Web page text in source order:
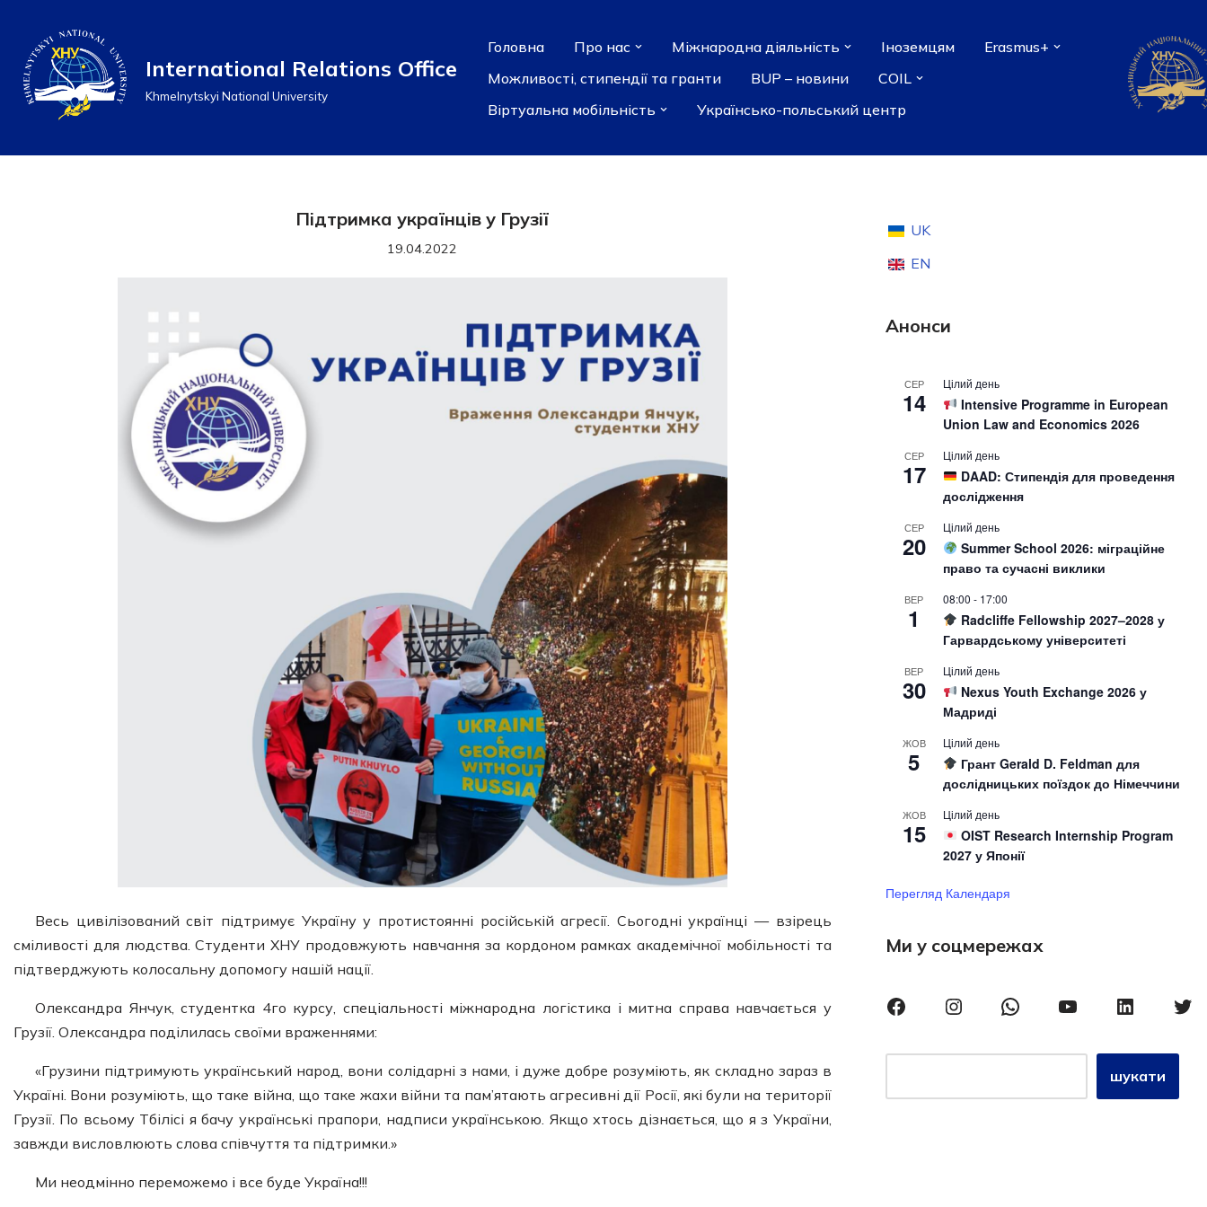
Перейти
до
вмісту
International Relations Office
Khmelnytskyi National University
Головна Про нас Міжнародна діяльність Іноземцям
Erasmus+
Можливості, стипендії та гранти
BUP – новини
COIL
Віртуальна мобільність
Українсько-польський центр
Підтримка українців у Грузії
19.04.2022
Весь цивілізований світ підтримує Україну у протистоянні російській агресії. Сьогодні українці — взірець
сміливості для людства. Студенти ХНУ продовжують навчання за кордоном рамках академічної мобільності та
підтверджують колосальну допомогу нашій нації.
Олександра Янчук, студентка 4го курсу, спеціальності міжнародна логістика і митна справа навчається у
Грузії. Олександра поділилась своїми враженнями:
«Грузини підтримують український народ, вони солідарні з нами, і дуже добре розуміють, як складно зараз в
Україні. Вони розуміють, що таке війна, що таке жахи війни та пам’ятають агресивні дії Росії, які були на території
Грузії. По всьому Тбілісі я бачу українські прапори, надписи українською. Якщо хтось дізнається, що я з України,
завжди висловлюють слова співчуття та підтримки.»
Ми неодмінно переможемо і все буде Україна!!!
UK
EN
Анонси
СЕР
14
Цілий день
Intensive Programme in European
Union Law and Economics 2026
СЕР
17
Цілий день
DAAD: Стипендія для проведення
дослідження
СЕР
20
Цілий день
Summer School 2026: міграційне
право та сучасні виклики
ВЕР
1
08:00 - 17:00
Radcliffe Fellowship 2027–2028 у
Гарвардському університеті
ВЕР
30
Цілий день
Nexus Youth Exchange 2026 у
Мадриді
ЖОВ
5
Цілий день
Грант Gerald D. Feldman для
дослідницьких поїздок до Німеччини
ЖОВ
15
Цілий день
OIST Research Internship Program
2027 у Японії
Перегляд Календаря
Ми у соцмережах
шукати